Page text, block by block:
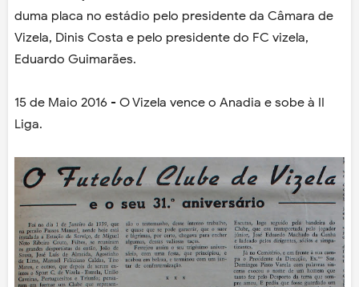
duma placa no estádio pelo presidente da Câmara de
Vizela, Dinis Costa e pelo presidente do FC vizela,
Eduardo Guimarães.
15 de Maio 2016 - O Vizela vence o Anadia e sobe à II
Liga.